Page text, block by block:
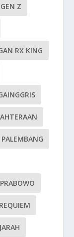
GEN Z
RX KING
PALEMBANG